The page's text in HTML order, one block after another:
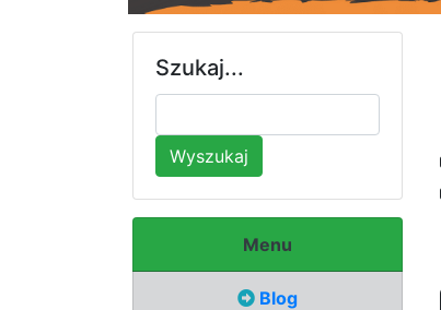
Szukaj...
Wyszukaj
Menu
Blog